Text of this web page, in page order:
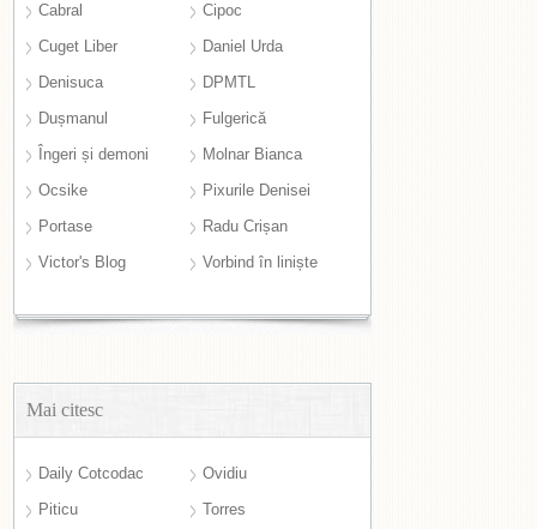
Cabral
Cipoc
Cuget Liber
Daniel Urda
Denisuca
DPMTL
Dușmanul
Fulgerică
Îngeri și demoni
Molnar Bianca
Ocsike
Pixurile Denisei
Portase
Radu Crișan
Victor's Blog
Vorbind în liniște
Mai citesc
Daily Cotcodac
Ovidiu
Piticu
Torres